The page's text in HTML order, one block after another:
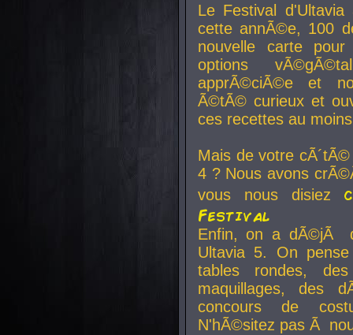
Le Festival
cette annÃ©e, 100
nouvelle carte
options
apprÃ©ciÃ©e et
Ã©tÃ© curieux et
ces recettes au
Mais de votre
4 ? Nous avons
vous nous disiez
Festival
Enfin, on a dÃ©jÃ
Ultavia 5. On
tables rondes,
maquillages, des
concours de
N'hÃ©sitez pas Ã